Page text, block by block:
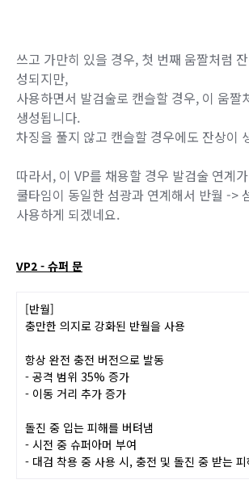
사용하면서 발검술로 캔슬할 경우, 이 움짤
차징을 풀지 않고 캔슬할 경우에도 잔상이
쿨타임이 동일한 섬광과 연계해서 반월 ->
사용하게 되겠네요.
VP2 - 슈퍼 문